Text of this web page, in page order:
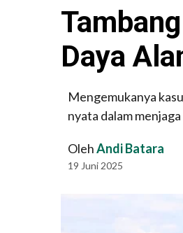
Daya
Mengemukanya
nyata dalam
OlehAndi Batara
19 Juni 2025